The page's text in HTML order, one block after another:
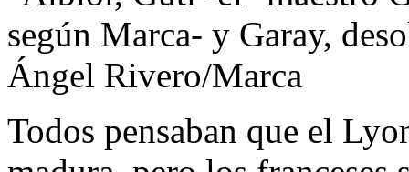
Todos pensaban que el